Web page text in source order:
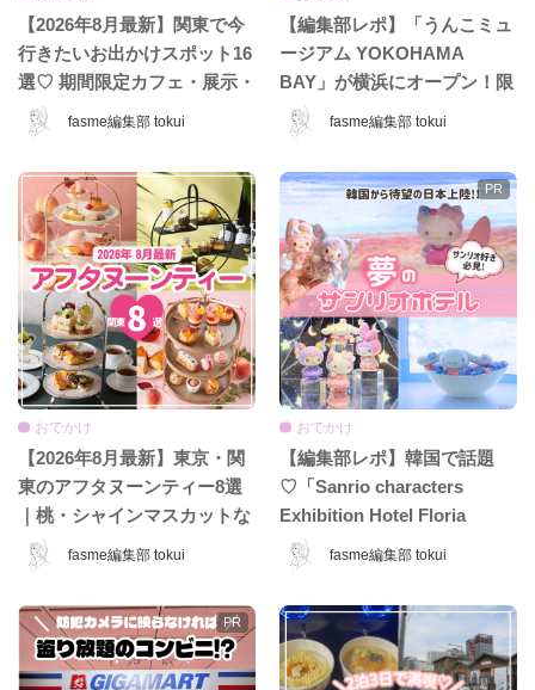
fasme編集部 tokui
【2026年8月最新】関東で今
行きたいお出かけスポット16
選♡ 期間限定カフェ・展示・
POPUPまとめ
fasme編集部 tokui
【編集部レポ】「うんこミュ
ージアム YOKOHAMA
BAY」が横浜にオープン！限
定コンテンツ＆グッズをひと
足先に体験♡
fasme編集部 tokui
おでかけ
【2026年8月最新】東京・関
東のアフタヌーンティー8選
｜桃・シャインマスカットな
ど夏限定ホテル＆カフェ特
集！
fasme編集部 tokui
おでかけ
【編集部レポ】韓国で話題
♡「Sanrio characters
Exhibition Hotel Floria
Tokyo」が日本上陸♡ 夢みた
いなホテル空間＆限定グッズ
をレポ！